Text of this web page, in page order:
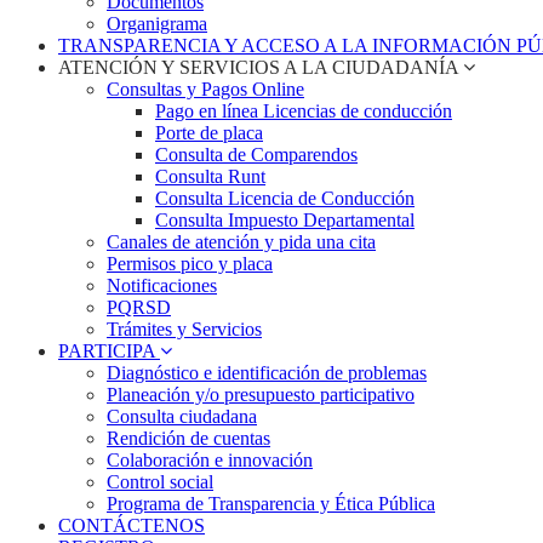
Organigrama
TRANSPARENCIA Y ACCESO A LA INFORMACIÓN
ATENCIÓN Y SERVICIOS A LA CIUDADANÍA
Consultas y Pagos Online
Pago en línea Licencias de conducción
Porte de placa
Consulta de Comparendos
Consulta Runt
Consulta Licencia de Conducción
Consulta Impuesto Departamental
Canales de atención y pida una cita
Permisos pico y placa
Notificaciones
PQRSD
Trámites y Servicios
PARTICIPA
Diagnóstico e identificación de problemas
Planeación y/o presupuesto participativo​
Consulta ciudadana
Rendición de cuentas
Colaboración e innovación
Control social
Programa de Transparencia y Ética Pública
CONTÁCTENOS